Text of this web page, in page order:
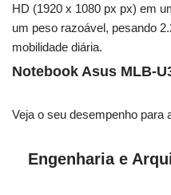
HD (1920 x 1080 px px) em
um peso razoável, pesando
mobilidade diária.
Notebook Asus MLB-
Veja o seu desempenho para
Engenharia e